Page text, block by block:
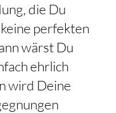
die Du
perfekten
wärst Du
ehrlich
wird Deine